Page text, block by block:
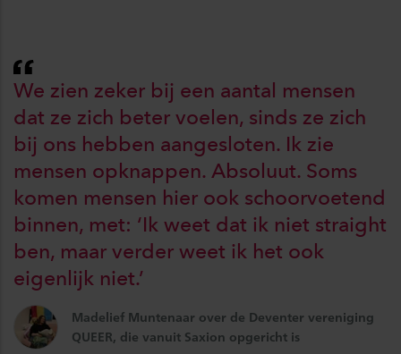
We zien zeker bij een aantal mensen
dat ze zich beter voelen, sinds ze zich
bij ons hebben aangesloten. Ik zie
mensen opknappen. Absoluut. Soms
komen mensen hier ook schoorvoetend
binnen, met: ‘Ik weet dat ik niet straight
ben, maar verder weet ik het ook
eigenlijk niet.’
Madelief Muntenaar over de Deventer vereniging
QUEER, die vanuit Saxion opgericht is